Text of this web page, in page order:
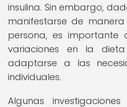
insulina. Sin embargo,
manifestarse de
persona, es importante
variaciones en la
adaptarse a las
individuales.
Algunas